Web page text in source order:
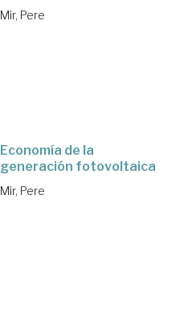
Mir, Pere
Economía de la
generación fotovoltaica
Mir, Pere